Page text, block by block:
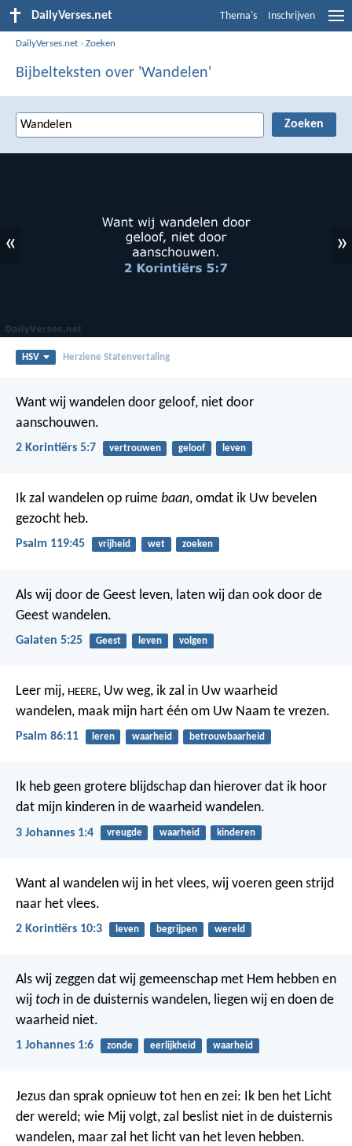
DailyVerses.net Thema's Inschrijven
DailyVerses.net ›Zoeken
Bijbelteksten over 'Wandelen'
« »
HSV Herziene Statenvertaling
Want wij wandelen door geloof, niet door
aanschouwen.
2 Korintiërs 5:7 vertrouwen geloof leven
Ik zal wandelen op ruime baan, omdat ik Uw bevelen
gezocht heb.
Psalm 119:45 vrijheid wet zoeken
Als wij door de Geest leven, laten wij dan ook door de
Geest wandelen.
Galaten 5:25 Geest leven volgen
Leer mij, HEERE, Uw weg, ik zal in Uw waarheid
wandelen, maak mijn hart één om Uw Naam te vrezen.
Psalm 86:11 leren waarheid betrouwbaarheid
Ik heb geen grotere blijdschap dan hierover dat ik hoor
dat mijn kinderen in de waarheid wandelen.
3 Johannes 1:4 vreugde waarheid kinderen
Want al wandelen wij in het vlees, wij voeren geen strijd
naar het vlees.
2 Korintiërs 10:3 leven begrijpen wereld
Als wij zeggen dat wij gemeenschap met Hem hebben en
wij toch in de duisternis wandelen, liegen wij en doen de
waarheid niet.
1 Johannes 1:6 zonde eerlijkheid waarheid
Jezus dan sprak opnieuw tot hen en zei: Ik ben het Licht
der wereld; wie Mij volgt, zal beslist niet in de duisternis
wandelen, maar zal het licht van het leven hebben.